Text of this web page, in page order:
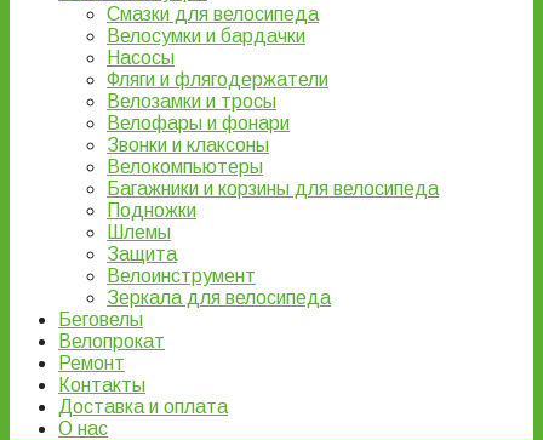
Смазки для велосипеда
Велосумки и бардачки
Насосы
Фляги и флягодержатели
Велозамки и тросы
Велофары и фонари
Звонки и клаксоны
Велокомпьютеры
Багажники и корзины для велосипеда
Подножки
Шлемы
Защита
Велоинструмент
Зеркала для велосипеда
Беговелы
Велопрокат
Ремонт
Контакты
Доставка и оплата
О нас